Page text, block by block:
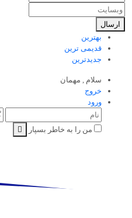
ارسال
بهترین
قدیمی ترین
جدیدترین
سلام , مهمان
خروج
ورود
من را به خاطر بسپار